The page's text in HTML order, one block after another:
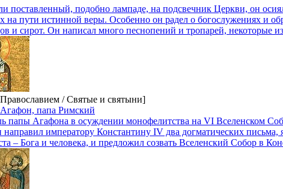
поставленный, подобно лампаде, на подсвечник Церкви, он
на пути истинной веры. Особенно он радел о богослужениях и
и сирот. Он написал много песнопений и тропарей, некоторые
/ Святые и святыни]
папа Римский
папы Агафона в осуждении монофелитства на VI Вселенском
императору Константину IV два догматических
– Бога и человека, и предложил созвать Вселенский Собор в